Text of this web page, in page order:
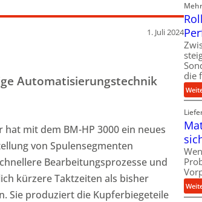
1. Juli 2024
Automatisierungstechnik
mit dem BM-HP 3000 ein neues
von Spulensegmenten
Bearbeitungsprozesse und
kürzere Taktzeiten als bisher
Sie produziert die Kupferbiegeteile
die